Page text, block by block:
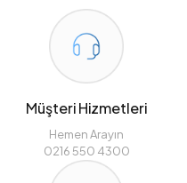
Müşteri Hizmetleri
Hemen Arayın
0216 550 4300